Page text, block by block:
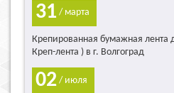
31 / марта
Крепированная бумажная лента
Креп-лента ) в г. Волгоград
02 / июля